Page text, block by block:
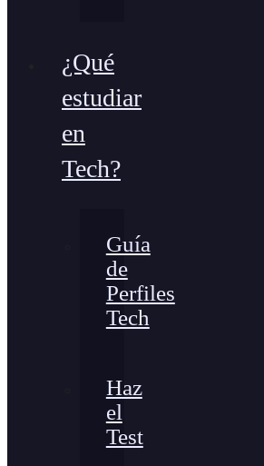
¿Qué
estudiar
en
Tech?
Guía
de
Perfiles
Tech
Haz
el
Test